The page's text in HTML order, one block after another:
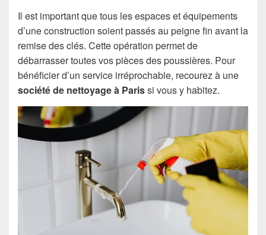
Il est important que tous les espaces et équipements
d’une construction soient passés au peigne fin avant la
remise des clés. Cette opération permet de
débarrasser toutes vos pièces des poussières. Pour
bénéficier d’un service irréprochable, recourez à une
société de nettoyageà Parissi vous y habitez.